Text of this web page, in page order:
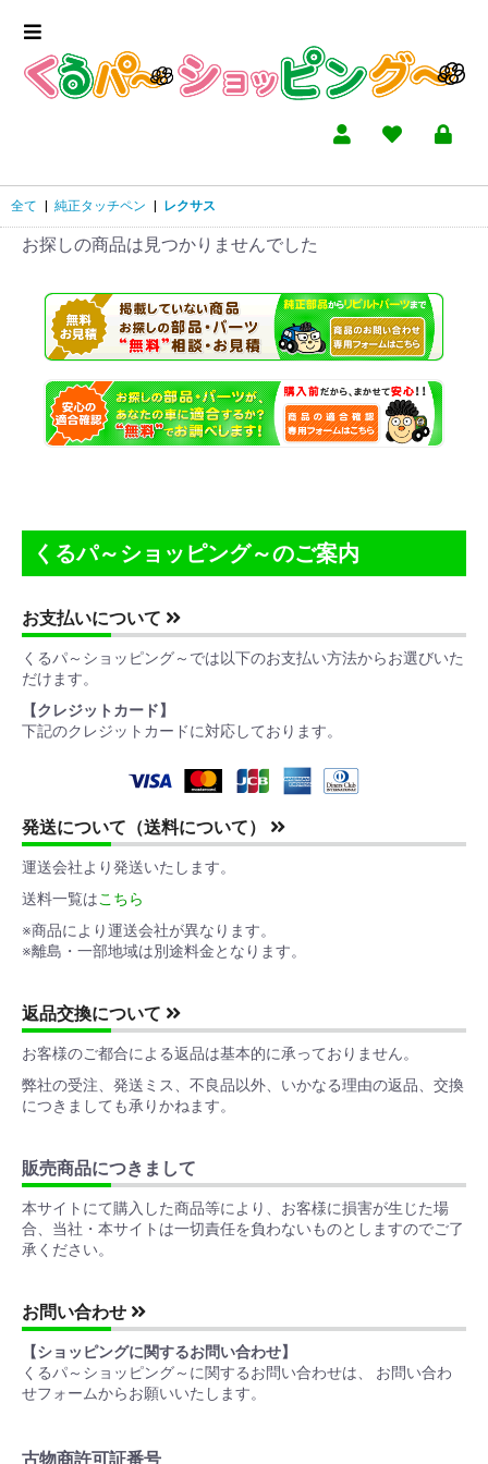
全て 純正タッチペン レクサス
お探しの商品は見つかりませんでした
くるパ～ショッピング～のご案内
お支払いについて
くるパ～ショッピング～では以下のお支払い方法からお選びいた
だけます。
【クレジットカード】
下記のクレジットカードに対応しております。
発送について（送料について）
運送会社より発送いたします。
送料一覧はこちら
※商品により運送会社が異なります。
※離島・一部地域は別途料金となります。
返品交換について
お客様のご都合による返品は基本的に承っておりません。
弊社の受注、発送ミス、不良品以外、いかなる理由の返品、交換
につきましても承りかねます。
販売商品につきまして
本サイトにて購入した商品等により、お客様に損害が生じた場
合、当社・本サイトは一切責任を負わないものとしますのでご了
承ください。
お問い合わせ
【ショッピングに関するお問い合わせ】
くるパ～ショッピング～に関するお問い合わせは、 お問い合わ
せフォームからお願いいたします。
古物商許可証番号